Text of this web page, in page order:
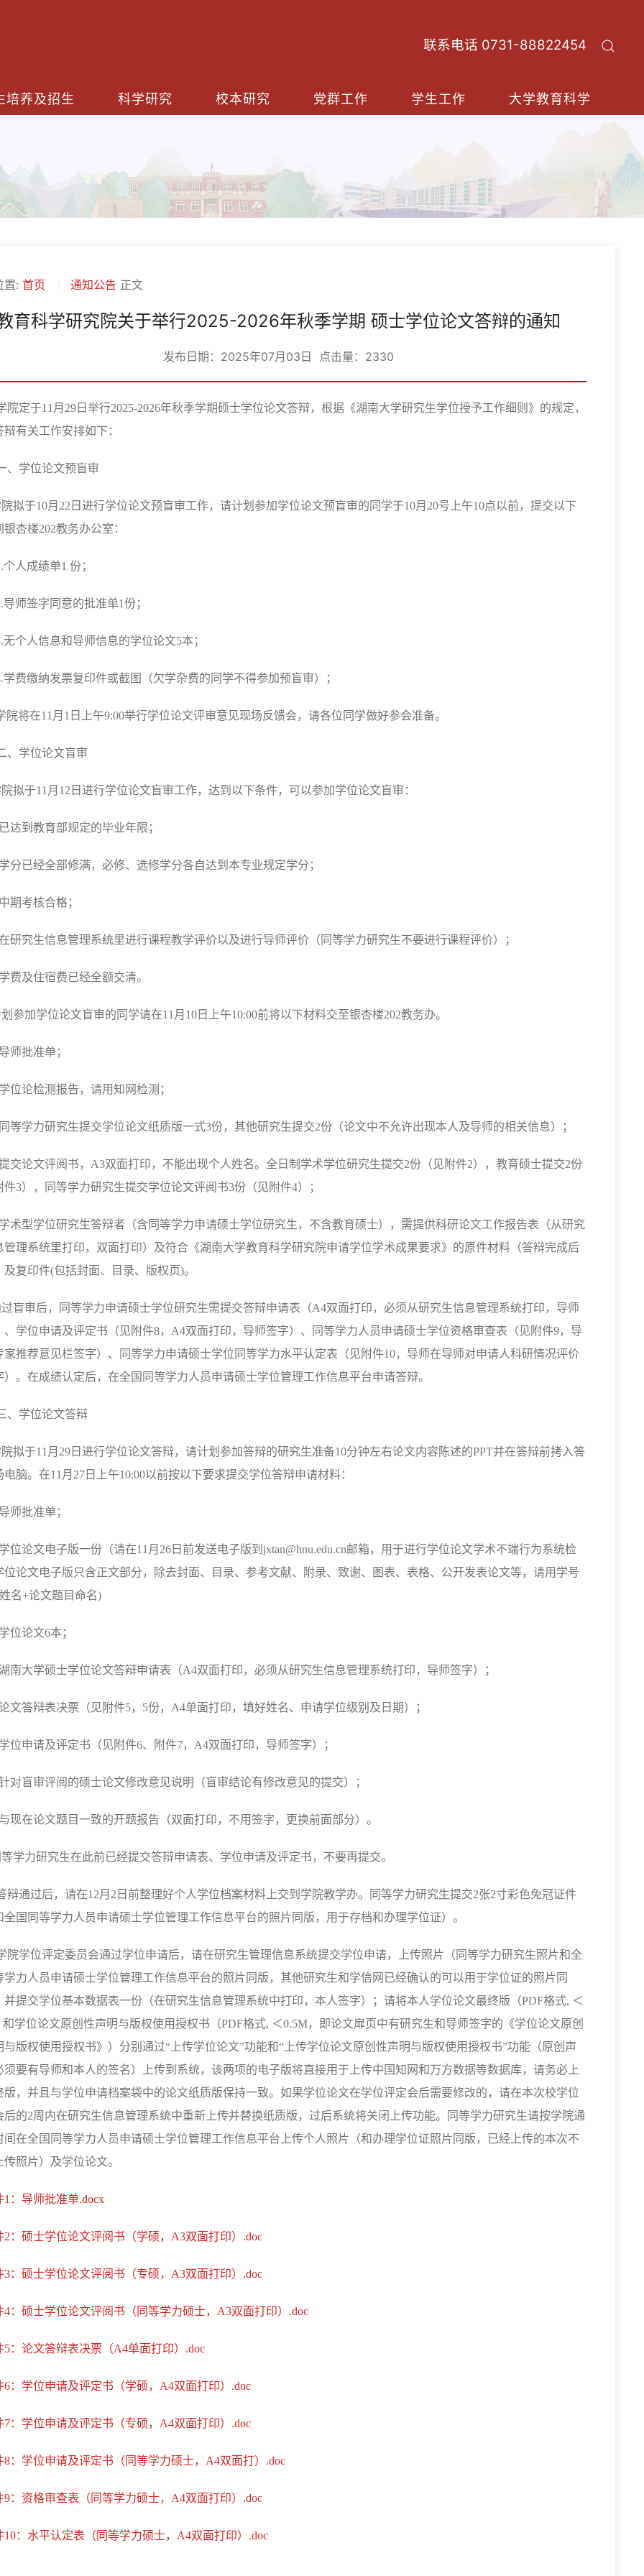
联系电话 0731-88822454
培养及招生 科学研究 校本研究 党群工作 学生工作 大学教育科学
置: 首页 通知公告 正文
育科学研究院关于举行2025-2026年秋季学期 硕士学位论文答辩的通知
发布日期：2025年07月03日 点击量： 2330
院定于11 月 29 日举行2025-2026年秋季学期硕士学位论文答辩，根据《湖南大学研究生学位授予工作细则》的规定，
辩有关工作安排如下：
、学位论文预盲审
拟于10月 22 日进行学位论文预盲审工作，请计划参加学位论文预盲审的同学于10月 20号上午10点以前，提交以下
银杏楼202教务办公室：
个人成绩单1 份；
导师签字同意的批准单1份；
无个人信息和导师信息的学位论文5本；
学费缴纳发票复印件或截图（欠学杂费的同学不得参加预盲审）；
院将在11 月 1 日上午9:00举行学位论文评审意见现场反馈会，请各位同学做好参会准备。
、学位论文盲审
拟于11 月 12 日进行学位论文盲审工作，达到以下条件，可以参加学位论文盲审：
已达到教育部规定的毕业年限；
学分已经全部修满，必修、选修学分各自达到本专业规定学分；
中期考核合格；
研究生信息管理系统里进行课程教学评价以及进行导师评价（同等学力研究生不要进行课程评价）；
学费及住宿费已经全额交清。
参加学位论文盲审的同学请在11 月 10 日上午10:00前将以下材料交至银杏楼202教务办。
导师批准单；
学位论检测报告，请用知网检测；
同等学力研究生提交学位论文纸质版一式3份，其他研究生提交2份（论文中不允许出现本人及导师的相关信息）；
交论文评阅书， A3双面打印，不能出现个人姓名。全日制学术学位研究生提交2份（见附件2），教育硕士提交2份
件3），同等学力研究生提交学位论文评阅书3份（见附件4）；
学术型学位研究生答辩者（含同等学力申请硕士学位研究生，不含教育硕士），需提供科研论文工作报告表（从研究
管理系统里打印，双面打印）及符合《湖南大学教育科学研究院申请学位学术成果要求》的原件材料（答辩完成后
及复印件(包括封面、目录、版权页)。
盲审后，同等学力申请硕士学位研究生需提交答辩申请表（A4双面打印，必须从研究生信息管理系统打印，导师
、学位申请及评定书（见附件8， A4双面打印，导师签字）、同等学力人员申请硕士学位资格审查表（见附件9，导
家推荐意见栏签字）、同等学力申请硕士学位同等学力水平认定表（见附件10，导师在导师对申请人科研情况评价
）。在成绩认定后，在全国同等学力人员申请硕士学位管理工作信息平台申请答辩。
、学位论文答辩
拟于11 月 29 日进行学位论文答辩，请计划参加答辩的研究生准备10分钟左右论文内容陈述的PPT并在答辩前拷入答
电脑。在11 月 27 日上午10:00以前按以下要求提交学位答辩申请材料：
导师批准单；
学位论文电子版一份（请在11 月 26 日前发送电子版到 jxtan@hnu.edu.cn邮箱，用于进行学位论文学术不端行为系统检
位论文电子版只含正文部分，除去封面、目录、参考文献、附录、致谢、图表、表格、公开发表论文等，请用学号
名+论文题目命名)
学位论文6本；
湖南大学硕士学位论文答辩申请表（A4双面打印，必须从研究生信息管理系统打印，导师签字）；
文答辩表决票（见附件5， 5份， A4单面打印，填好姓名、申请学位级别及日期）；
学位申请及评定书（见附件6、附件7， A4双面打印，导师签字）；
对盲审评阅的硕士论文修改意见说明（盲审结论有修改意见的提交）；
与现在论文题目一致的开题报告（双面打印，不用签字，更换前面部分）。
等学力研究生在此前已经提交答辩申请表、学位申请及评定书，不要再提交。
辩通过后，请在12月 2 日前整理好个人学位档案材料上交到学院教学办。同等学力研究生提交2张2寸彩色免冠证件
全国同等学力人员申请硕士学位管理工作信息平台的照片同版， 用于存档和办理学位证）。
院学位评定委员会通过学位申请后，请在研究生管理信息系统提交学位申请，上传照片（同等学力研究生照片和全
学力人员申请硕士学位管理工作信息平台的照片同版，其他研究生和学信网已经确认的可以用于学位证的照片同
并提交学位基本数据表一份（在研究生信息管理系统中打印，本人签字）；请将本人学位论文最终版（PDF格式, ＜
和学位论文原创性声明与版权使用授权书（PDF格式, ＜0.5M，即论文扉页中有研究生和导师签字的《学位论文原创
与版权使用授权书》）分别通过“上传学位论文”功能和“上传学位论文原创性声明与版权使用授权书”功能（原创声
须要有导师和本人的签名）上传到系统，该两项的电子版将直接用于上传中国知网和万方数据等数据库，请务必上
版，并且与学位申请档案袋中的论文纸质版保持一致。如果学位论文在学位评定会后需要修改的，请在本次校学位
后的2周内在研究生信息管理系统中重新上传并替换纸质版，过后系统将关闭上传功能。同等学力研究生请按学院通
间在全国同等学力人员申请硕士学位管理工作信息平台上传个人照片（和办理学位证照片同版，已经上传的本次不
传照片）及学位论文。
1：导师批准单.docx
2：硕士学位论文评阅书（学硕，A3双面打印）.doc
3：硕士学位论文评阅书（专硕，A3双面打印）.doc
4：硕士学位论文评阅书（同等学力硕士，A3双面打印）.doc
5：论文答辩表决票（A4单面打印）.doc
6：学位申请及评定书（学硕，A4双面打印）.doc
7：学位申请及评定书（专硕，A4双面打印）.doc
8：学位申请及评定书（同等学力硕士，A4双面打）.doc
9：资格审查表（同等学力硕士，A4双面打印）.doc
10：水平认定表（同等学力硕士，A4双面打印）.doc